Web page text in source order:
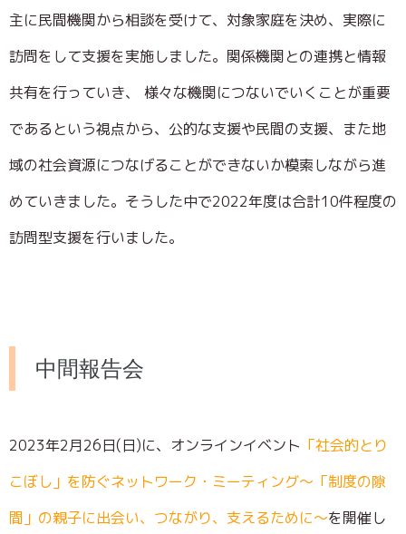
主に民間機関から相談を受けて、対象家庭を決め、実際に
訪問をして支援を実施しました。関係機関との連携と情報
共有を行っていき、 様々な機関につないでいくことが重要
であるという視点から、公的な支援や民間の支援、また地
域の社会資源につなげることができないか模索しながら進
めていきました。そうした中で2022年度は合計10件程度の
訪問型支援を行いました。
中間報告会
2023年2月26日(日)に、オンラインイベント 「社会的とり
こぼし」を防ぐネットワーク・ミーティング～「制度の隙
間」の親子に出会い、つながり、支えるために～を開催し